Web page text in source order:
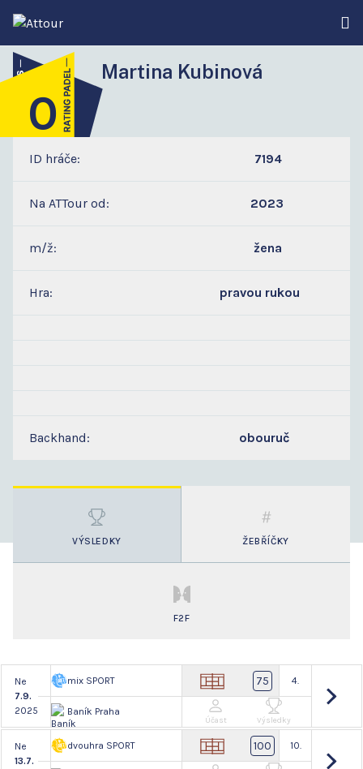
Martina Kubinová
1
0
ID hráče: 7194
Na ATTour od: 2023
m/ž: žena
Hra: pravou rukou
Backhand: obouruč
VÝSLEDKY ŽEBŘÍČKY
F2F
Ne
7.9.
2025
mix SPORT
Baník Praha
75 4.
Účast Výsledky
Ne
13.7.
dvouhra SPORT 100 10.